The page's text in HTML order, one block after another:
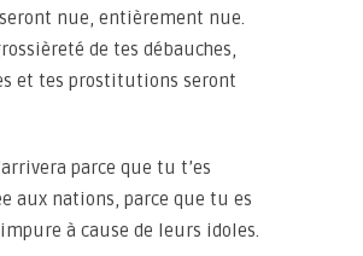
nue, entièrement nue.
de tes débauches,
et tes prostitutions seront
parce que tu t’es
aux nations, parce que tu es
à cause de leurs idoles.